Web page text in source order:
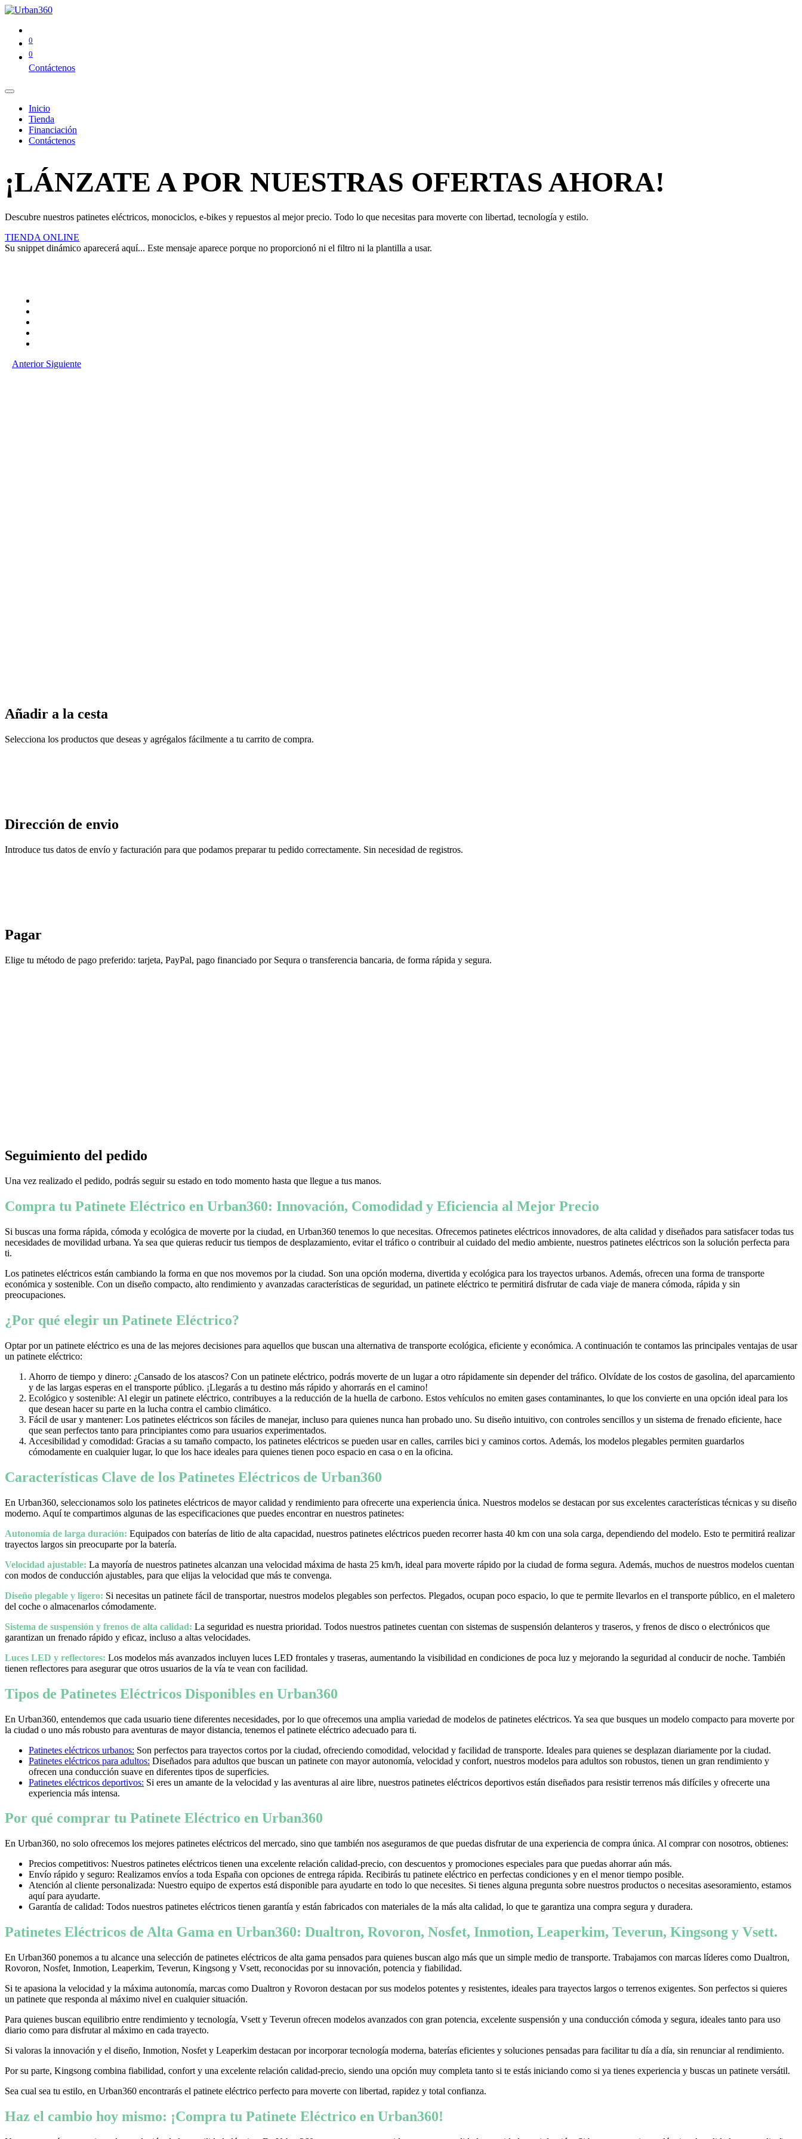
0
0
Contáctenos
Inicio
Tienda
Financiación
Contáctenos
¡LÁNZATE A POR NUESTRAS OFERTAS AHORA!
Descubre nuestros patinetes eléctricos, monociclos, e-bikes y repuestos al mejor precio. Todo lo que necesitas para moverte con libertad, tecnología y estilo.
TIENDA ONLINE
Su snippet dinámico aparecerá aquí... Este mensaje aparece porque no proporcionó ni el filtro ni la plantilla a usar.
Anterior Siguiente
Añadir a la cesta
Selecciona los productos que deseas y agrégalos fácilmente a tu carrito de compra.
Dirección de envio
Introduce tus datos de envío y facturación para que podamos preparar tu pedido correctamente. Sin necesidad de registros.
Pagar
Elige tu método de pago preferido: tarjeta, PayPal, pago financiado por Sequra o transferencia bancaria, de forma rápida y segura.
Seguimiento del pedido
Una vez realizado el pedido, podrás seguir su estado en todo momento hasta que llegue a tus manos.
Compra tu Patinete Eléctrico en Urban360: Innovación, Comodidad y Eficiencia al Mejor Precio
Si buscas una forma rápida, cómoda y ecológica de moverte por la ciudad, en Urban360 tenemos lo que necesitas. Ofrecemos patinetes eléctricos innovadores, de alta calidad y diseñados para satisfacer todas tus
necesidades de movilidad urbana. Ya sea que quieras reducir tus tiempos de desplazamiento, evitar el tráfico o contribuir al cuidado del medio ambiente, nuestros patinetes eléctricos son la solución perfecta para
ti.
Los patinetes eléctricos están cambiando la forma en que nos movemos por la ciudad. Son una opción moderna, divertida y ecológica para los trayectos urbanos. Además, ofrecen una forma de transporte
económica y sostenible. Con un diseño compacto, alto rendimiento y avanzadas características de seguridad, un patinete eléctrico te permitirá disfrutar de cada viaje de manera cómoda, rápida y sin
preocupaciones.
¿Por qué elegir un Patinete Eléctrico?
Optar por un patinete eléctrico es una de las mejores decisiones para aquellos que buscan una alternativa de transporte ecológica, eficiente y económica. A continuación te contamos las principales ventajas de usar
un patinete eléctrico:
Ahorro de tiempo y dinero: ¿Cansado de los atascos? Con un patinete eléctrico, podrás moverte de un lugar a otro rápidamente sin depender del tráfico. Olvídate de los costos de gasolina, del aparcamiento
y de las largas esperas en el transporte público. ¡Llegarás a tu destino más rápido y ahorrarás en el camino!
Ecológico y sostenible: Al elegir un patinete eléctrico, contribuyes a la reducción de la huella de carbono. Estos vehículos no emiten gases contaminantes, lo que los convierte en una opción ideal para los
que desean hacer su parte en la lucha contra el cambio climático.
Fácil de usar y mantener: Los patinetes eléctricos son fáciles de manejar, incluso para quienes nunca han probado uno. Su diseño intuitivo, con controles sencillos y un sistema de frenado eficiente, hace
que sean perfectos tanto para principiantes como para usuarios experimentados.
Accesibilidad y comodidad: Gracias a su tamaño compacto, los patinetes eléctricos se pueden usar en calles, carriles bici y caminos cortos. Además, los modelos plegables permiten guardarlos
cómodamente en cualquier lugar, lo que los hace ideales para quienes tienen poco espacio en casa o en la oficina.
Características Clave de los Patinetes Eléctricos de Urban360
En Urban360, seleccionamos solo los patinetes eléctricos de mayor calidad y rendimiento para ofrecerte una experiencia única. Nuestros modelos se destacan por sus excelentes características técnicas y su diseño
moderno. Aquí te compartimos algunas de las especificaciones que puedes encontrar en nuestros patinetes:
Autonomía de larga duración: Equipados con baterías de litio de alta capacidad, nuestros patinetes eléctricos pueden recorrer hasta 40 km con una sola carga, dependiendo del modelo. Esto te permitirá realizar
trayectos largos sin preocuparte por la batería.
Velocidad ajustable: La mayoría de nuestros patinetes alcanzan una velocidad máxima de hasta 25 km/h, ideal para moverte rápido por la ciudad de forma segura. Además, muchos de nuestros modelos cuentan
con modos de conducción ajustables, para que elijas la velocidad que más te convenga.
Diseño plegable y ligero: Si necesitas un patinete fácil de transportar, nuestros modelos plegables son perfectos. Plegados, ocupan poco espacio, lo que te permite llevarlos en el transporte público, en el maletero
del coche o almacenarlos cómodamente.
Sistema de suspensión y frenos de alta calidad: La seguridad es nuestra prioridad. Todos nuestros patinetes cuentan con sistemas de suspensión delanteros y traseros, y frenos de disco o electrónicos que
garantizan un frenado rápido y eficaz, incluso a altas velocidades.
Luces LED y reflectores: Los modelos más avanzados incluyen luces LED frontales y traseras, aumentando la visibilidad en condiciones de poca luz y mejorando la seguridad al conducir de noche. También
tienen reflectores para asegurar que otros usuarios de la vía te vean con facilidad.
Tipos de Patinetes Eléctricos Disponibles en Urban360
En Urban360, entendemos que cada usuario tiene diferentes necesidades, por lo que ofrecemos una amplia variedad de modelos de patinetes eléctricos. Ya sea que busques un modelo compacto para moverte por
la ciudad o uno más robusto para aventuras de mayor distancia, tenemos el patinete eléctrico adecuado para ti.
Patinetes eléctricos urbanos: Son perfectos para trayectos cortos por la ciudad, ofreciendo comodidad, velocidad y facilidad de transporte. Ideales para quienes se desplazan diariamente por la ciudad.
Patinetes eléctricos para adultos: Diseñados para adultos que buscan un patinete con mayor autonomía, velocidad y confort, nuestros modelos para adultos son robustos, tienen un gran rendimiento y
ofrecen una conducción suave en diferentes tipos de superficies.
Patinetes eléctricos deportivos: Si eres un amante de la velocidad y las aventuras al aire libre, nuestros patinetes eléctricos deportivos están diseñados para resistir terrenos más difíciles y ofrecerte una
experiencia más intensa.
Por qué comprar tu Patinete Eléctrico en Urban360
En Urban360, no solo ofrecemos los mejores patinetes eléctricos del mercado, sino que también nos aseguramos de que puedas disfrutar de una experiencia de compra única. Al comprar con nosotros, obtienes:
Precios competitivos: Nuestros patinetes eléctricos tienen una excelente relación calidad-precio, con descuentos y promociones especiales para que puedas ahorrar aún más.
Envío rápido y seguro: Realizamos envíos a toda España con opciones de entrega rápida. Recibirás tu patinete eléctrico en perfectas condiciones y en el menor tiempo posible.
Atención al cliente personalizada: Nuestro equipo de expertos está disponible para ayudarte en todo lo que necesites. Si tienes alguna pregunta sobre nuestros productos o necesitas asesoramiento, estamos
aquí para ayudarte.
Garantía de calidad: Todos nuestros patinetes eléctricos tienen garantía y están fabricados con materiales de la más alta calidad, lo que te garantiza una compra segura y duradera.
Patinetes Eléctricos de Alta Gama en Urban360: Dualtron, Rovoron, Nosfet, Inmotion, Leaperkim, Teverun, Kingsong y Vsett.
En Urban360 ponemos a tu alcance una selección de patinetes eléctricos de alta gama pensados para quienes buscan algo más que un simple medio de transporte. Trabajamos con marcas líderes como Dualtron,
Rovoron, Nosfet, Inmotion, Leaperkim, Teverun, Kingsong y Vsett, reconocidas por su innovación, potencia y fiabilidad.
Si te apasiona la velocidad y la máxima autonomía, marcas como Dualtron y Rovoron destacan por sus modelos potentes y resistentes, ideales para trayectos largos o terrenos exigentes. Son perfectos si quieres
un patinete que responda al máximo nivel en cualquier situación.
Para quienes buscan equilibrio entre rendimiento y tecnología, Vsett y Teverun ofrecen modelos avanzados con gran potencia, excelente suspensión y una conducción cómoda y segura, ideales tanto para uso
diario como para disfrutar al máximo en cada trayecto.
Si valoras la innovación y el diseño, Inmotion, Nosfet y Leaperkim destacan por incorporar tecnología moderna, baterías eficientes y soluciones pensadas para facilitar tu día a día, sin renunciar al rendimiento.
Por su parte, Kingsong combina fiabilidad, confort y una excelente relación calidad-precio, siendo una opción muy completa tanto si te estás iniciando como si ya tienes experiencia y buscas un patinete versátil.
Sea cual sea tu estilo, en Urban360 encontrarás el patinete eléctrico perfecto para moverte con libertad, rapidez y total confianza.
Haz el cambio hoy mismo: ¡Compra tu Patinete Eléctrico en Urban360!